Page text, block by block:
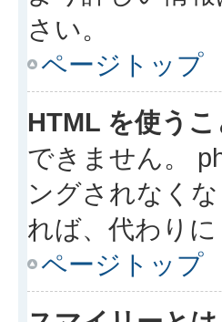
さい。
ページトップ
HTML を使う
できません。
ングされなく
れば、代わり
ページトップ